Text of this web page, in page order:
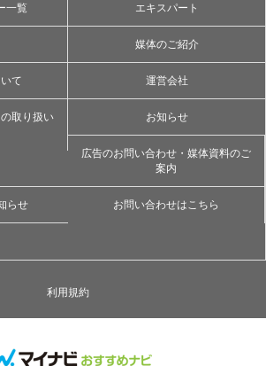
一覧 エキスパート
媒体のご紹介
て 運営会社
取り扱い
お知らせ
広告のお問い合わせ・媒体資料のご
案内
らせ お問い合わせはこちら
利用規約